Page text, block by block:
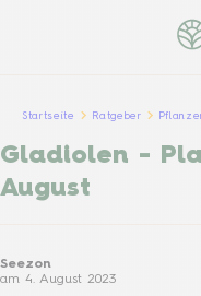
Startseite Ratgeber
Gladiolen -
August
Seezon
am 4. August 2023